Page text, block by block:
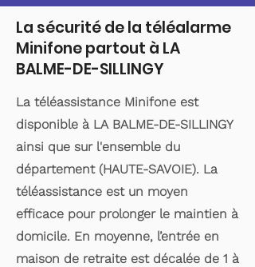
La sécurité de la téléalarme
Minifone partout à LA
BALME-DE-SILLINGY
La téléassistance Minifone est
disponible à LA BALME-DE-SILLINGY
ainsi que sur l'ensemble du
département (HAUTE-SAVOIE). La
téléassistance est un moyen
efficace pour prolonger le maintien à
domicile. En moyenne, l’entrée en
maison de retraite est décalée de 1 à